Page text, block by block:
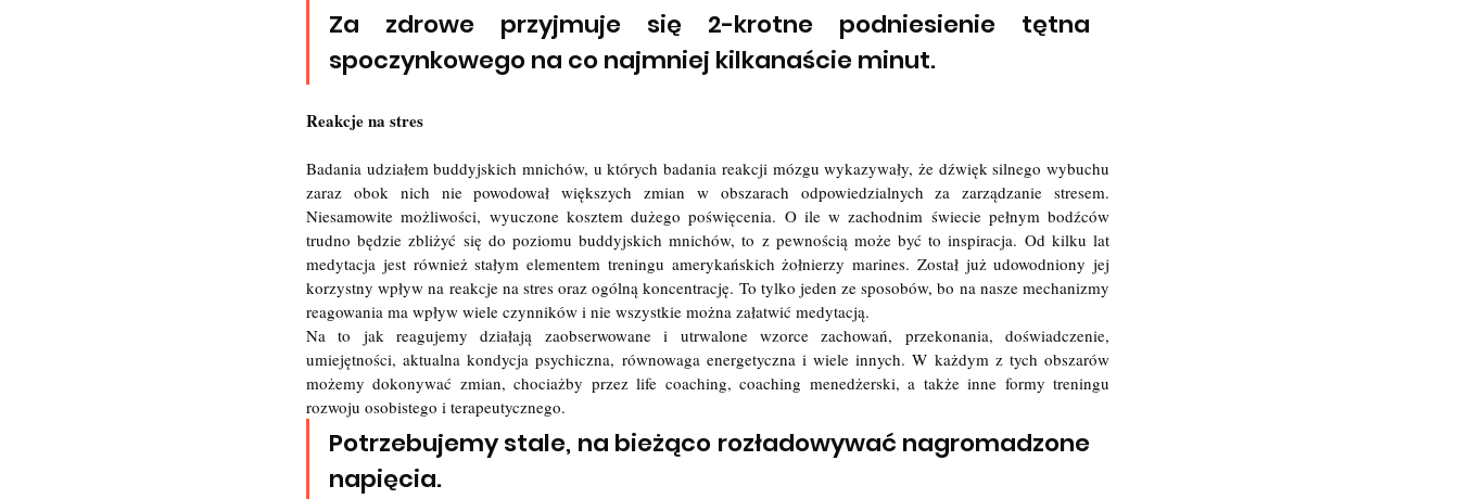
Za zdrowe przyjmuje się 2-krotne podniesienie tętna
spoczynkowego na co najmniej kilkanaście minut.
Reakcje na stres
Badania udziałem buddyjskich mnichów, u których badania reakcji mózgu wykazywały, że dźwięk silnego wybuchu
zaraz obok nich nie powodował większych zmian w obszarach odpowiedzialnych za zarządzanie stresem.
Niesamowite możliwości, wyuczone kosztem dużego poświęcenia. O ile w zachodnim świecie pełnym bodźców
trudno będzie zbliżyć się do poziomu buddyjskich mnichów, to z pewnością może być to inspiracja. Od kilku lat
medytacja jest również stałym elementem treningu amerykańskich żołnierzy marines. Został już udowodniony jej
korzystny wpływ na reakcje na stres oraz ogólną koncentrację. To tylko jeden ze sposobów, bo na nasze mechanizmy
reagowania ma wpływ wiele czynników i nie wszystkie można załatwić medytacją.
Na to jak reagujemy działają zaobserwowane i utrwalone wzorce zachowań, przekonania, doświadczenie,
umiejętności, aktualna kondycja psychiczna, równowaga energetyczna i wiele innych. W każdym z tych obszarów
możemy dokonywać zmian, chociażby przez life coaching, coaching menedżerski, a także inne formy treningu
rozwoju osobistego i terapeutycznego.
Potrzebujemy stale, na bieżąco rozładowywać nagromadzone
napięcia.